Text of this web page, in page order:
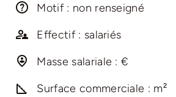
Motif : non renseigné
Effectif : salariés
Masse salariale : €
Surface commerciale : m²